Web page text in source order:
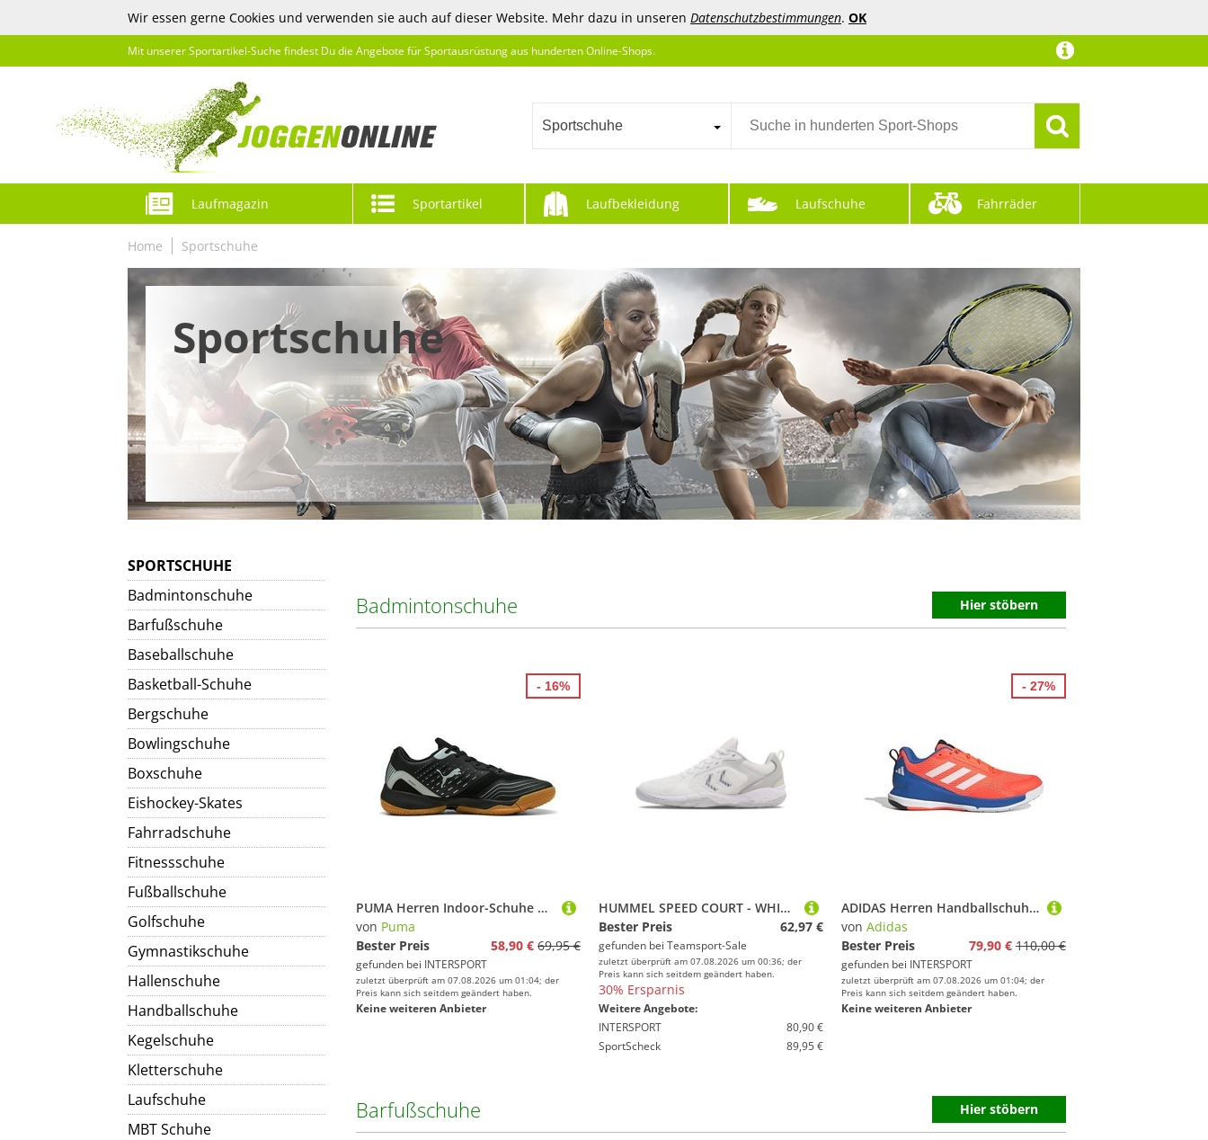
Wir essen gerne Cookies und verwenden sie auch auf dieser Website. Mehr dazu in unseren Datenschutzbestimmungen. OK
Mit unserer Sportartikel-Suche findest Du die Angebote für Sportausrüstung aus hunderten Online-Shops.
Sportschuhe
Laufmagazin Sportartikel Laufbekleidung Laufschuhe Fahrräder
Home Sportschuhe
Sportschuhe
SPORTSCHUHE
Badmintonschuhe
Barfußschuhe
Baseballschuhe
Basketball-Schuhe
Bergschuhe
Bowlingschuhe
Boxschuhe
Eishockey-Skates
Fahrradschuhe
Fitnessschuhe
Fußballschuhe
Golfschuhe
Gymnastikschuhe
Hallenschuhe
Handballschuhe
Kegelschuhe
Kletterschuhe
Laufschuhe
MBT Schuhe
Badmintonschuhe Hier stöbern
PUMA Herren Indoor-Schuhe Solarflash III
von Puma
Bester Preis
58,90 € 69,95 €
gefunden bei INTERSPORT
zuletzt überprüft am 07.08.2026 um 01:04; der
Preis kann sich seitdem geändert haben.
Keine weiteren Anbieter
- 16%
HUMMEL SPEED COURT - WHITE/GREY - 45
Bester Preis
62,97 €
gefunden bei Teamsport-Sale
zuletzt überprüft am 07.08.2026 um 00:36; der
Preis kann sich seitdem geändert haben.
30% Ersparnis
Weitere Angebote:
INTERSPORT
80,90 €
SportScheck
89,95 €
ADIDAS Herren Handballschuhe Novaflight 2 Indoor
von Adidas
Bester Preis
79,90 € 110,00 €
gefunden bei INTERSPORT
zuletzt überprüft am 07.08.2026 um 01:04; der
Preis kann sich seitdem geändert haben.
Keine weiteren Anbieter
- 27%
Barfußschuhe Hier stöbern